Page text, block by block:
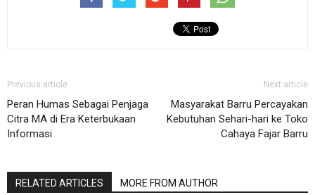
Previous article
Peran Humas Sebagai Penjaga
Citra MA di Era Keterbukaan
Informasi
Next article
Masyarakat Barru Percayakan
Kebutuhan Sehari-hari ke Toko
Cahaya Fajar Barru
RELATED ARTICLES MORE FROM AUTHOR